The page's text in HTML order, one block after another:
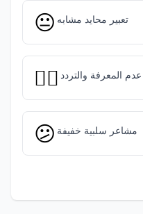
😐 تعبير محايد مشابه
🤷‍♂️ عدم المعرفة والتردد
😕 مشاعر سلبية خفيفة